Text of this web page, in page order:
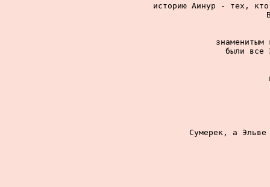
историю Аинур - тех,
были все
Сумерек, а Эльве